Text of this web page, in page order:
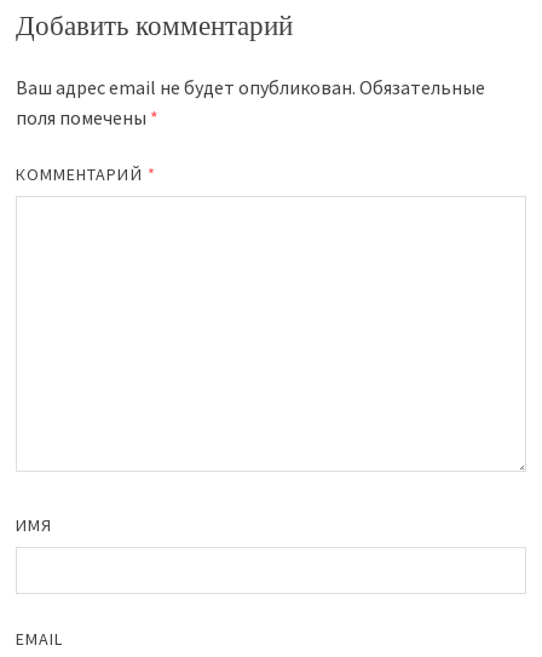
Добавить комментарий
Ваш адрес email не будет опубликован. Обязательные
поля помечены *
КОММЕНТАРИЙ *
ИМЯ
EMAIL